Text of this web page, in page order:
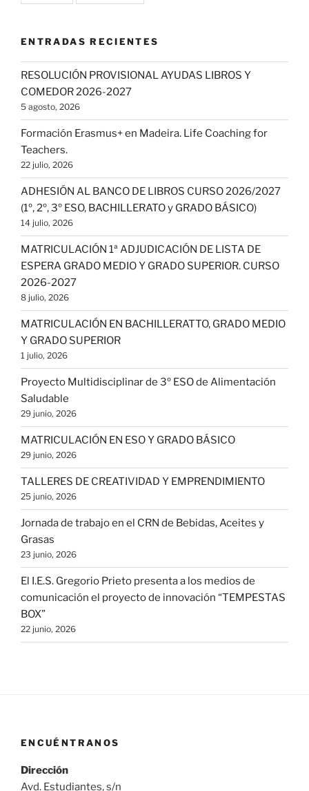
ENTRADAS RECIENTES
RESOLUCIÓN PROVISIONAL AYUDAS LIBROS Y
COMEDOR 2026-2027
5 agosto, 2026
Formación Erasmus+ en Madeira. Life Coaching for
Teachers.
22 julio, 2026
ADHESIÓN AL BANCO DE LIBROS CURSO 2026/2027
(1º, 2º, 3º ESO, BACHILLERATO y GRADO BÁSICO)
14 julio, 2026
MATRICULACIÓN 1ª ADJUDICACIÓN DE LISTA DE
ESPERA GRADO MEDIO Y GRADO SUPERIOR. CURSO
2026-2027
8 julio, 2026
MATRICULACIÓN EN BACHILLERATTO, GRADO MEDIO
Y GRADO SUPERIOR
1 julio, 2026
Proyecto Multidisciplinar de 3º ESO de Alimentación
Saludable
29 junio, 2026
MATRICULACIÓN EN ESO Y GRADO BÁSICO
29 junio, 2026
TALLERES DE CREATIVIDAD Y EMPRENDIMIENTO
25 junio, 2026
Jornada de trabajo en el CRN de Bebidas, Aceites y
Grasas
23 junio, 2026
El I.E.S. Gregorio Prieto presenta a los medios de
comunicación el proyecto de innovación “TEMPESTAS
BOX”
22 junio, 2026
ENCUÉNTRANOS
Dirección
Avd. Estudiantes, s/n